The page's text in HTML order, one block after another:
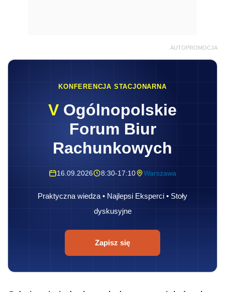
AUTOPROMOCJA
KONFERENCJA STACJONARNA
V Ogólnopolskie
Forum Biur
Rachunkowych
16.09.2026 8:30-17:10 Warszawa
Praktyczna wiedza • Najlepsi Eksperci • Stoły
dyskusyjne
Zapisz się